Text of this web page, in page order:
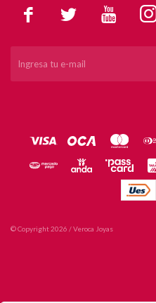
  
© Copyright 2026 / Veroca Joyas